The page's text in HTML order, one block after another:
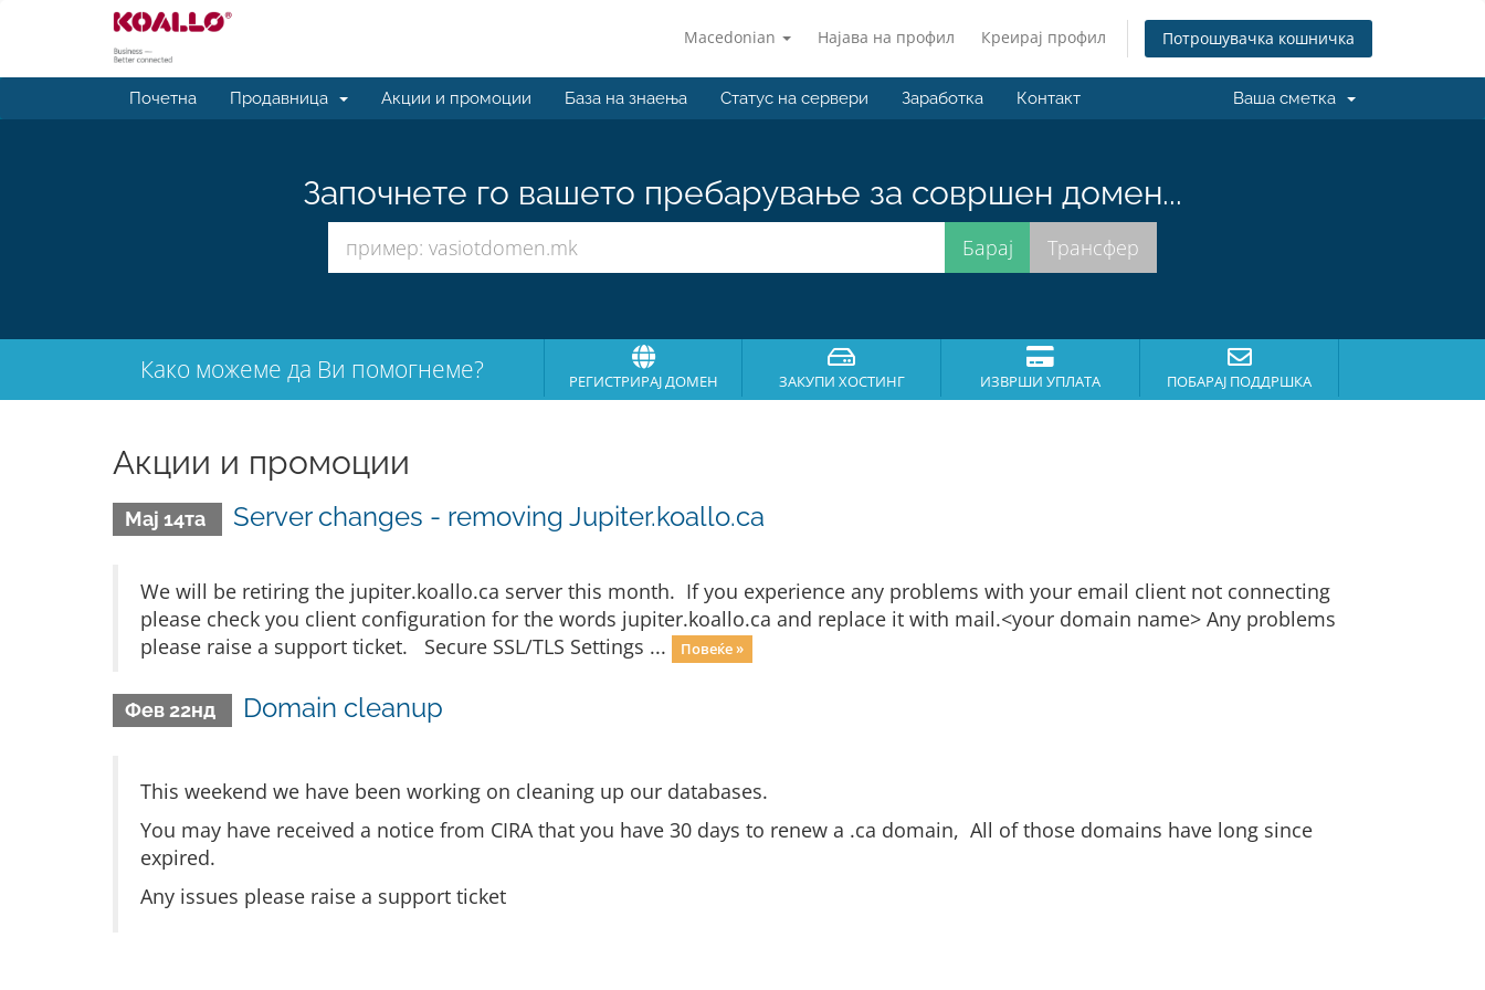
Macedonian Најава на профил Креирај профил Потрошувачка кошничка
Почетна Продавница Акции и промоции База на знаења Статус на сервери Заработка Контакт Ваша сметка
Започнете го вашето пребарување за совршен домен...
Како можеме да Ви помогнеме? РЕГИСТРИРАЈ ДОМЕН ЗАКУПИ ХОСТИНГ ИЗВРШИ УПЛАТА ПОБАРАЈ ПОДДРШКА
Акции и промоции
Мај 14та Server changes - removing Jupiter.koallo.ca
We will be retiring the jupiter.koallo.ca server this month. If you experience any problems with your email client not connecting
please check you client configuration for the words jupiter.koallo.ca and replace it with mail.<your domain name> Any problems
please raise a support ticket. Secure SSL/TLS Settings ...
Повеќе »
Фев 22нд Domain cleanup
This weekend we have been working on cleaning up our databases.
You may have received a notice from CIRA that you have 30 days to renew a .ca domain, All of those domains have long since
expired.
Any issues please raise a support ticket